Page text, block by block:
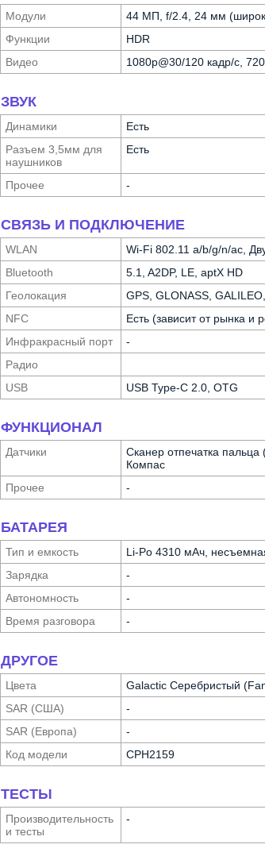
Модули
44 МП, f/2.4, 24 мм
Функ­ции
HDR
Видео
1080p@30/120 кадр/с,
ЗВУК
Динамики
Есть
Разъем 3,5мм для
науш­ников
Есть
Прочее -
СВЯЗЬ И ПОДКЛЮЧЕНИЕ
WLAN
Wi-Fi 802.11 a/b/g/n/ac,
Bluetooth
5.1, A2DP, LE, aptX HD
Геолока­ция
GPS, GLONASS,
NFC
Есть (зависит от рынка и
Инфра­красный порт
-
Радио
USB
USB Type-C 2.0, OTG
ФУНКЦИОНАЛ
Датчики
Сканер отпечатка пальца
Компас
Прочее
-
БАТАРЕЯ
Тип и емкость
Li-Po 4310 мАч,
Зарядка
-
Автоно­мность
-
Время разговора
-
ДРУГОЕ
Цвета
Galactic Серебристый
SAR (США)
-
SAR (Европа)
-
Код модели
CPH2159
ТЕСТЫ
Производи­тельность
и тесты
-